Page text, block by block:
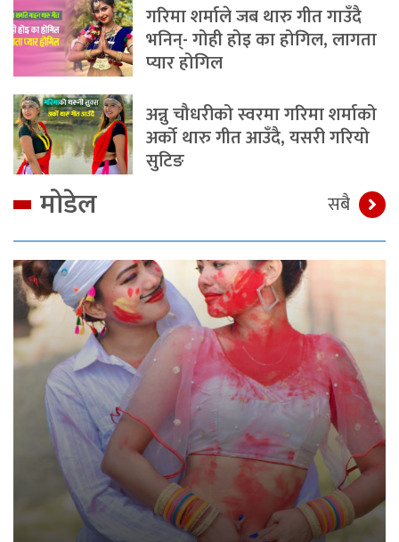
गरिमा शर्माले जब थारु गीत गाउँदै
भनिन्- गोही होइ का होगिल, लागता
प्यार होगिल
अन्नु चौधरीको स्वरमा गरिमा शर्माको
अर्को थारु गीत आउँदै, यसरी गरियो
सुटिङ
मोडेल सबै